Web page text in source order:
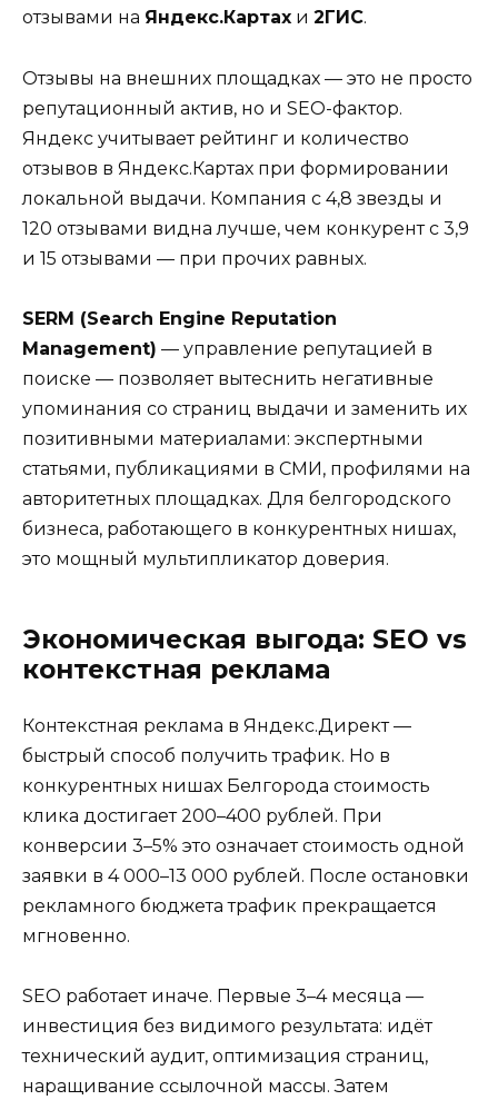
отзывами на Яндекс.Картах и 2ГИС.
Отзывы на внешних площадках — это не просто
репутационный актив, но и SEO-фактор.
Яндекс учитывает рейтинг и количество
отзывов в Яндекс.Картах при формировании
локальной выдачи. Компания с 4,8 звезды и
120 отзывами видна лучше, чем конкурент с 3,9
и 15 отзывами — при прочих равных.
SERM (Search Engine Reputation
Management) — управление репутацией в
поиске — позволяет вытеснить негативные
упоминания со страниц выдачи и заменить их
позитивными материалами: экспертными
статьями, публикациями в СМИ, профилями на
авторитетных площадках. Для белгородского
бизнеса, работающего в конкурентных нишах,
это мощный мультипликатор доверия.
Экономическая выгода: SEO vs
контекстная реклама
Контекстная реклама в Яндекс.Директ —
быстрый способ получить трафик. Но в
конкурентных нишах Белгорода стоимость
клика достигает 200–400 рублей. При
конверсии 3–5% это означает стоимость одной
заявки в 4 000–13 000 рублей. После остановки
рекламного бюджета трафик прекращается
мгновенно.
SEO работает иначе. Первые 3–4 месяца —
инвестиция без видимого результата: идёт
технический аудит, оптимизация страниц,
наращивание ссылочной массы. Затем